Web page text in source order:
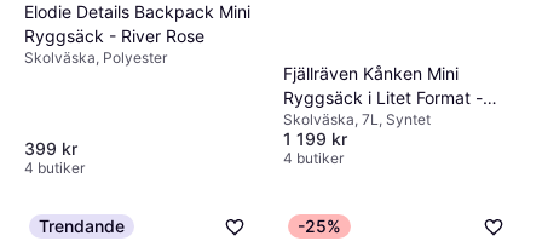
Elodie Details Backpack Mini
Ryggsäck - River Rose
Skolväska, Polyester
399 kr
4 butiker
Fjällräven Kånken Mini
Ryggsäck i Litet Format -
Pastel Lavender
Skolväska, 7L, Syntet
1 199 kr
4 butiker
Trendande -25%